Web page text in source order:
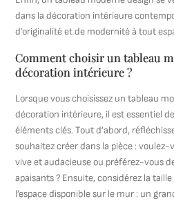
dans la décoration intérieure
d’originalité et de modernité à tout
Comment choisir un tableau
décoration intérieure ?
Lorsque vous choisissez un tableau
décoration intérieure, il est essentiel
éléments clés. Tout d’abord,
souhaitez créer dans la pièce :
vive et audacieuse ou préférez-vous
apaisants ? Ensuite, considérez la
l’espace disponible sur le mur : un